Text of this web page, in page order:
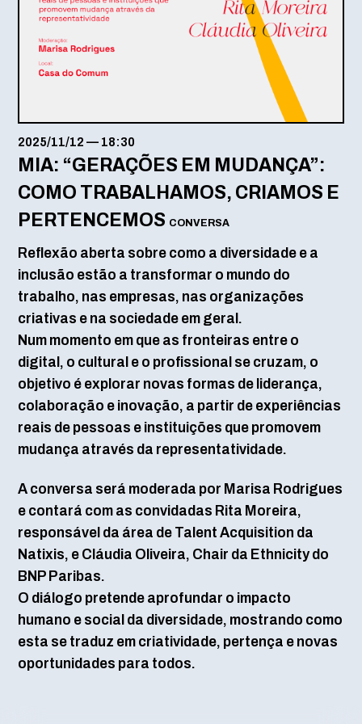
2025/11/12 — 18:30
MIA: “GERAÇÕES EM MUDANÇA”:
COMO TRABALHAMOS, CRIAMOS E
PERTENCEMOS CONVERSA
Reflexão aberta sobre como a diversidade e a
inclusão estão a transformar o mundo do
trabalho, nas empresas, nas organizações
criativas e na sociedade em geral.
Num momento em que as fronteiras entre o
digital, o cultural e o profissional se cruzam, o
objetivo é explorar novas formas de liderança,
colaboração e inovação, a partir de experiências
reais de pessoas e instituições que promovem
mudança através da representatividade.
A conversa será moderada por Marisa Rodrigues
e contará com as convidadas Rita Moreira,
responsável da área de Talent Acquisition da
Natixis, e Cláudia Oliveira, Chair da Ethnicity do
BNP Paribas.
O diálogo pretende aprofundar o impacto
humano e social da diversidade, mostrando como
esta se traduz em criatividade, pertença e novas
oportunidades para todos.